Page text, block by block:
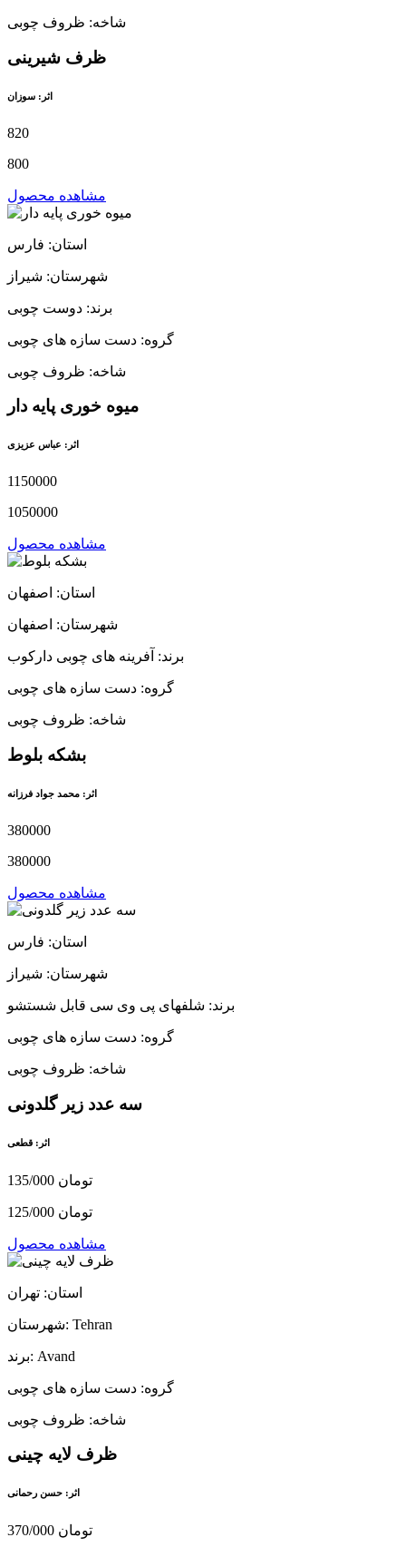
شاخه: ظروف چوبی
ظرف شیرینی
اثر: سوزان
820
800
مشاهده محصول
استان: فارس
شهرستان: شیراز
برند: دوست چوبی
گروه: دست سازه های چوبی
شاخه: ظروف چوبی
میوه خوری پایه دار
اثر: عباس عزیزی
1150000
1050000
مشاهده محصول
استان: اصفهان
شهرستان: اصفهان
برند: آفرینه های چوبی دارکوب
گروه: دست سازه های چوبی
شاخه: ظروف چوبی
بشکه بلوط
اثر: محمد جواد فرزانه
380000
380000
مشاهده محصول
استان: فارس
شهرستان: شیراز
برند: شلفهای پی وی سی قابل شستشو
گروه: دست سازه های چوبی
شاخه: ظروف چوبی
سه عدد زیر گلدونی
اثر: قطعی
135/000 تومان
125/000 تومان
مشاهده محصول
استان: تهران
شهرستان: Tehran
برند: Avand
گروه: دست سازه های چوبی
شاخه: ظروف چوبی
ظرف لایه چینی
اثر: حسن رحمانی
370/000 تومان